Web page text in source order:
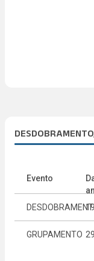
Evento
GRUPAMENTO